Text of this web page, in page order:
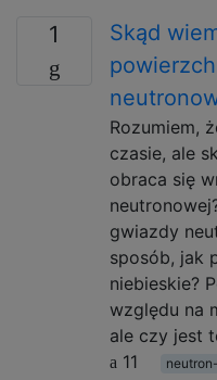
1
Skąd
Rozumiem,
czasie, ale
obraca się
gwiazdy
sposób, jak
niebieskie?
względu na
ale czy jest
11